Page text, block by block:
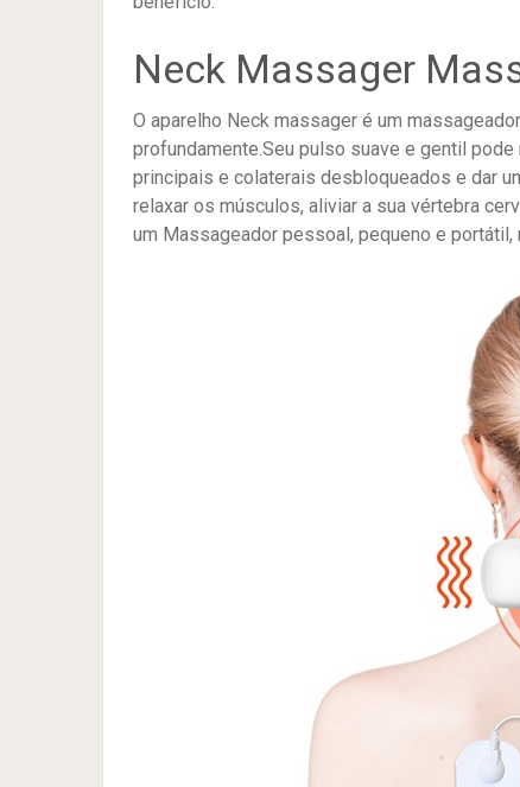
Neck Massager
O aparelho Neck massager é um
profundamente.Seu pulso suave e gentil
principais e colaterais desbloqueados e dar
relaxar os músculos, aliviar a sua vértebra
um Massageador pessoal, pequeno e portátil,